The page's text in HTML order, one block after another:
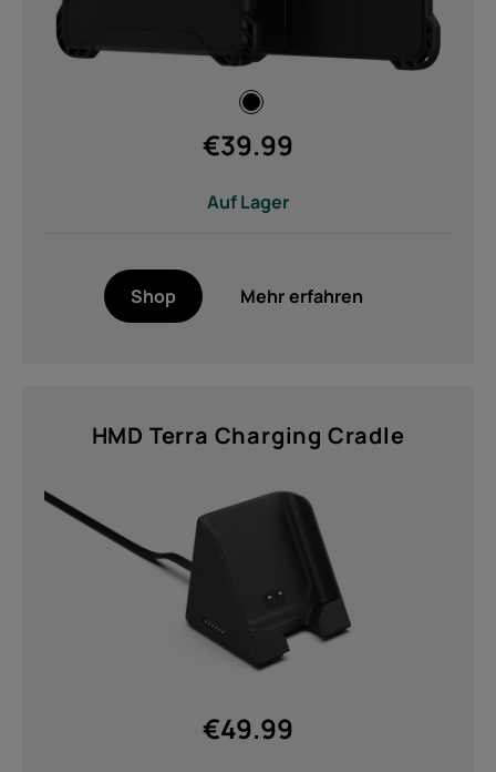
€39.99
Auf Lager
Shop Mehr erfahren
HMD Terra Charging Cradle
€49.99